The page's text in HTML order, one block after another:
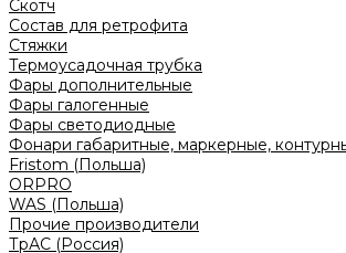
Скотч
Состав для ретрофита
Стяжки
Термоусадочная трубка
Фары дополнительные
Фары галогенные
Фары светодиодные
Фонари габаритные, маркерные,
Fristom (Польша)
ORPRO
WAS (Польша)
Прочие производители
ТрАС (Россия)